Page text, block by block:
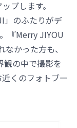
プします。
」のふたりがデ
『Merry JIYOU
かった方も、
観の中で撮影を
くのフォトブー